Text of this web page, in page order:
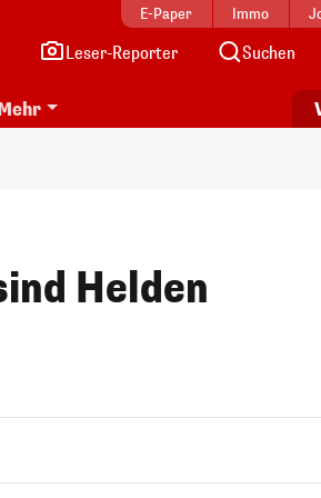
E-Paper Immo
Leser-Reporter Suchen
Helden